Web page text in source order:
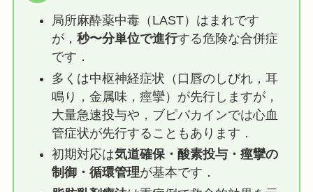
局所麻酔薬中毒（LAST）はまれです
が， 秒〜分単位で進行する危険な合併症
です．
多くは中枢神経症状（口唇のしびれ，耳
鳴り，金属味，痙攣）が先行しますが，
大量急速投与や，ブピバカインでは心血
管症状が先行することもあります．
初期対応は気道確保・酸素投与・痙攣の
制御・循環管理が基本です．